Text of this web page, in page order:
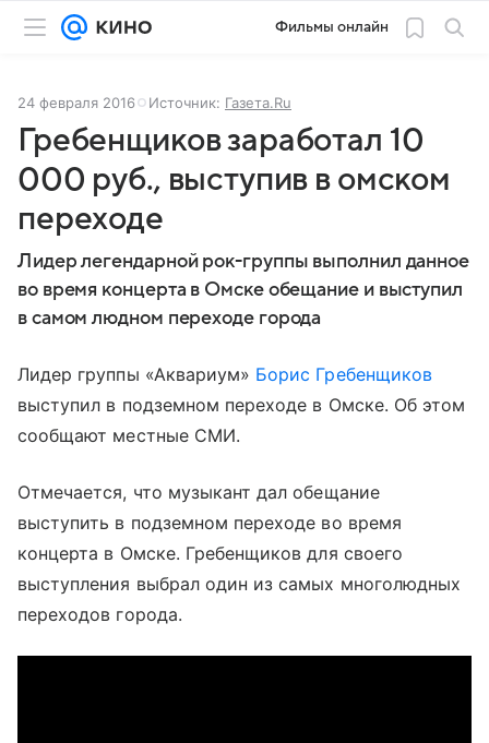
Фильмы онлайн
24 февраля 2016 Источник: Газета.Ru
Гребенщиков заработал 10
000 руб., выступив в омском
переходе
Лидер легендарной рок-группы выполнил данное
во время концерта в Омске обещание и выступил
в самом людном переходе города
Лидер группы «Аквариум» Борис Гребенщиков
выступил в подземном переходе в Омске. Об этом
сообщают местные СМИ.
Отмечается, что музыкант дал обещание
выступить в подземном переходе во время
концерта в Омске. Гребенщиков для своего
выступления выбрал один из самых многолюдных
переходов города.